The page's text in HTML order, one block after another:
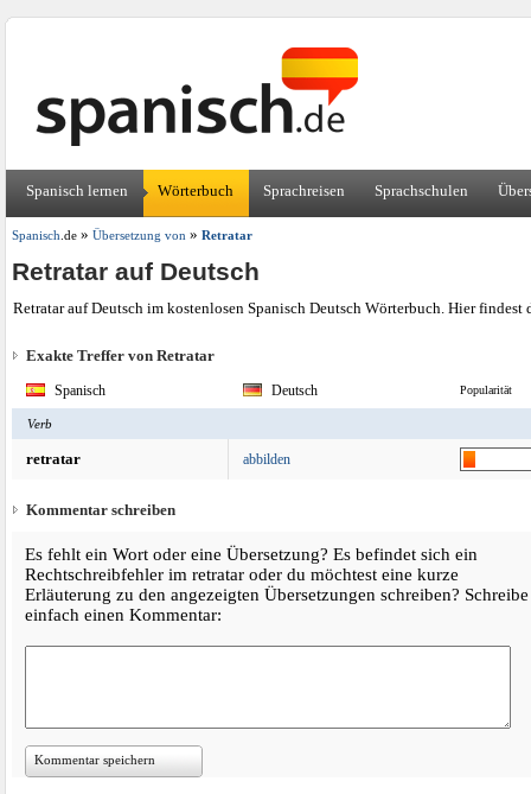
Spanisch lernen Wörterbuch Sprachreisen Sprachschulen
Spanisch .de» Übersetzung von» Retratar
Retratar auf Deutsch
Retratar auf Deutsch im kostenlosen Spanisch Deutsch Wörterbuch. Hier
Exakte Treffer von Retratar
Spanisch Deutsch Popularität
Verb
retratar abbilden
Kommentar schreiben
Es fehlt ein Wort oder eine Übersetzung? Es befindet sich ein
Rechtschreibfehler im retratar oder du möchtest eine kurze
Erläuterung zu den angezeigten Übersetzungen schreiben? Schreibe
einfach einen Kommentar:
Kommentar speichern